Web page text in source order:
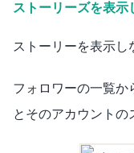
ストーリーズを表示
ストーリーを表示し
フォロワーの一覧か
とそのアカウントの